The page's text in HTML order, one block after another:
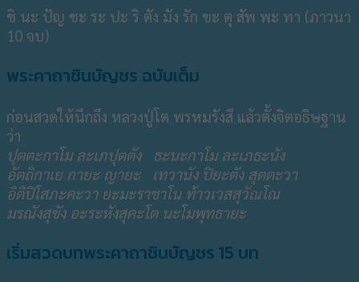
ชิ นะ ปัญ ชะ ระ ปะ ริ ตัง มัง รัก ขะ ตุ สัพ พะ ทา (ภาวนา
10 จบ)
พระคาถาชินบัญชร ฉบับเต็ม
ก่อนสวดให้นึกถึง หลวงปู่โต พรหมรังสี แล้วตั้งจิตอธิษฐาน
ว่า
ปุตตะกาโม ละเภปุตตัง ธะนะกาโม ละเภธะนัง
อัตถิกาเย กายะ ญายะ เทวานัง ปิยะตัง สุตตะวา
อิติปิโสภะคะวา ยะมะราชาโน ท้าวเวสสุวัณโณ
มรณังสุขัง อะระหังสุคะโต นะโมพุทธายะ
เริ่มสวดบทพระคาถาชินบัญชร 15 บท